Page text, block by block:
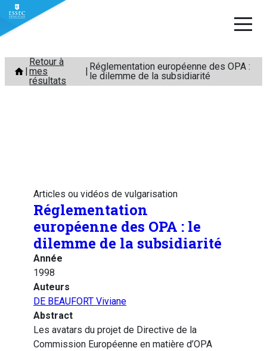
Aller
contenu
Retour à
mes
résultats
Réglementation européenne des OPA :
le dilemme de la subsidiarité
Articles ou vidéos de vulgarisation
Réglementation
européenne des OPA : le
dilemme de la subsidiarité
Année
1998
Auteurs
DE BEAUFORT Viviane
Abstract
Les avatars du projet de Directive de la
Commission Européenne en matière d’OPA